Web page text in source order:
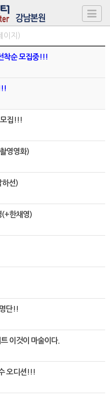
지)
착순 모집중!!!
모집!!!
영영화)
하선)
(+한채영)
단!!
이것이 마술이다.
오디션!!!